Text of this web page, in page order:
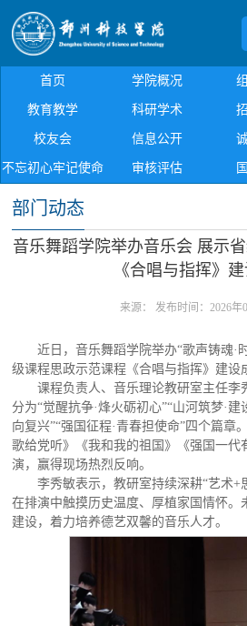
首页 学院概况
教育教学 科研学术
校友会 信息公开
不忘初心牢记使命 审核评估
部门动态
音乐舞蹈学院举办音乐会 展示
《合唱与指挥》
来源： 发布时间：2026年
近日，音乐舞蹈学院举办“歌声铸魂·
级课程思政示范课程《合唱与指挥》建设
课程负责人、音乐理论教研室主任李
分为“觉醒抗争·烽火砺初心”“山河筑梦·建
向复兴”“强国征程·青春担使命”四个篇章
歌给党听》《我和我的祖国》《强国一代
演，赢得现场热烈反响。
李秀敏表示，教研室持续深耕“艺术+
在排演中触摸历史温度、厚植家国情怀。
建设，着力培养德艺双馨的音乐人才。